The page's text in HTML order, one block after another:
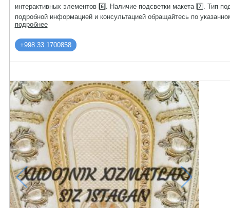
интерактивных элементов 6️⃣. Наличие подсветки макета 7️⃣. Тип
подробной информацией и консультацией обращайтесь по
подробнее
+998 33 1700858